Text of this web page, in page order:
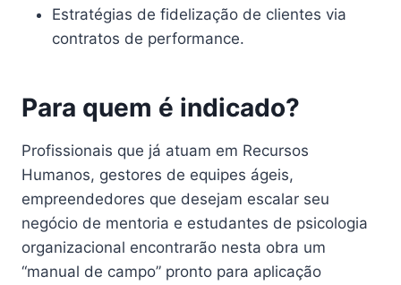
Estratégias de fidelização de clientes via
contratos de performance.
Para quem é indicado?
Profissionais que já atuam em Recursos
Humanos, gestores de equipes ágeis,
empreendedores que desejam escalar seu
negócio de mentoria e estudantes de psicologia
organizacional encontrarão nesta obra um
“manual de campo” pronto para aplicação